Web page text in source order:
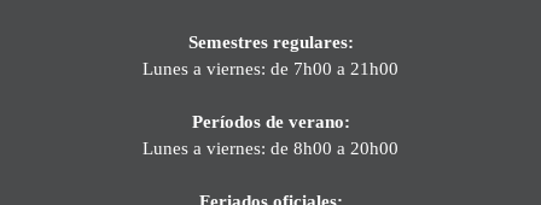
Semestres regulares:
Lunes a viernes: de 7h00 a 21h00
Períodos de verano:
Lunes a viernes: de 8h00 a 20h00
Feriados oficiales: